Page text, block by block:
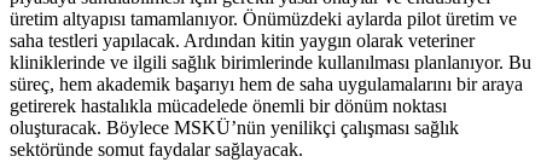
üretim altyapısı tamamlanıyor. Önümüzdeki aylarda pilot üretim ve
saha testleri yapılacak. Ardından kitin yaygın olarak veteriner
kliniklerinde ve ilgili sağlık birimlerinde kullanılması planlanıyor. Bu
süreç, hem akademik başarıyı hem de saha uygulamalarını bir araya
getirerek hastalıkla mücadelede önemli bir dönüm noktası
oluşturacak. Böylece MSKÜ’nün yenilikçi çalışması sağlık
sektöründe somut faydalar sağlayacak.